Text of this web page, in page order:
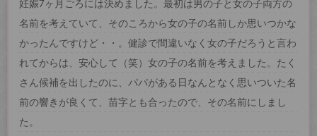
妊娠7ヶ月ごろには決めました。最初は男の子と女の子両方の
名前を考えていて、そのころから女の子の名前しか思いつかな
かったんですけど・・。健診で間違いなく女の子だろうと言わ
れてからは、安心して（笑）女の子の名前を考えました。たく
さん候補を出したのに、パパがある日なんとなく思いついた名
前の響きが良くて、苗字とも合ったので、その名前にしまし
た。